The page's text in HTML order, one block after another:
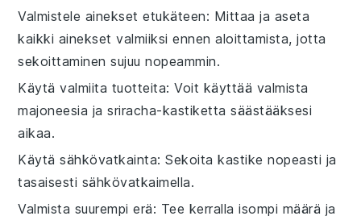
Valmistele ainekset etukäteen: Mittaa ja aseta
kaikki ainekset valmiiksi ennen aloittamista, jotta
sekoittaminen sujuu nopeammin.
Käytä valmiita tuotteita: Voit käyttää valmista
majoneesia jasriracha-kastiketta säästääksesi
aikaa.
Käytä sähkövatkainta: Sekoitakastike nopeasti ja
tasaisesti sähkövatkaimella.
Valmista suurempi erä: Tee kerralla isompi määrä ja